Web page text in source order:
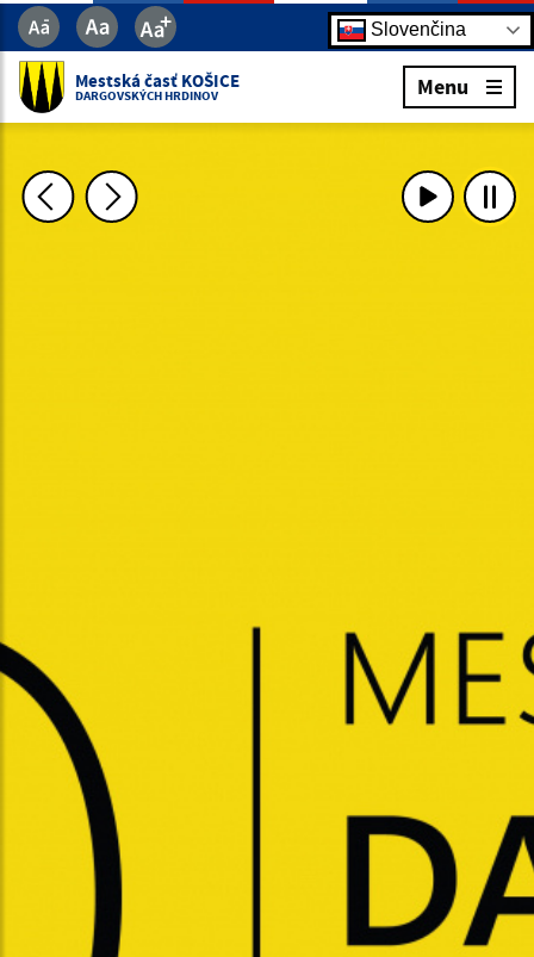
Slovenčina
Mestská časť KOŠICE
DARGOVSKÝCH HRDINOV Menu